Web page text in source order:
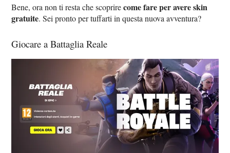
Bene, ora non ti resta che scoprirecome fare per avere skin
gratuite. Sei pronto per tuffarti in questa nuova avventura?
Giocare a Battaglia Reale